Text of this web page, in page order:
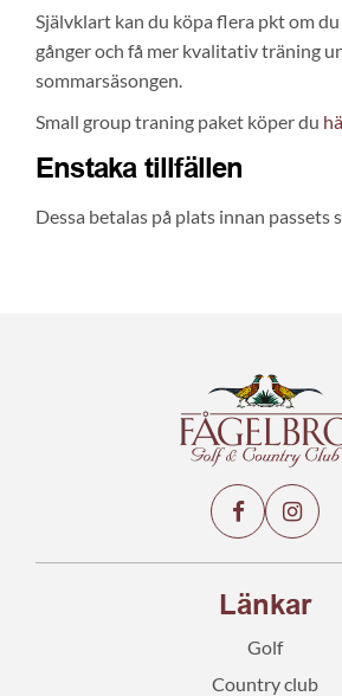
Självklart kan du köpa flera pkt om
gånger och få mer kvalitativ träning
sommarsäsongen.
Small group traning paket köper du
Enstaka tillfällen
Dessa betalas på plats innan passets
Länkar
Golf
Country club